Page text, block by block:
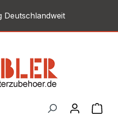
Deutschlandweit